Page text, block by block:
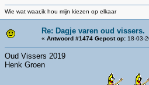
Wie wat waar,ik hou mijn kiezen op elkaar
Re: Dagje varen oud vissers.
« Antwoord #1474 Gepost op: 18-03-
Oud Vissers 2019
Henk Groen